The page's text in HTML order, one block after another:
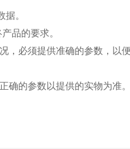
。
品的要求。
，必须提供准确的参数，以便
确的参数以提供的实物为准。